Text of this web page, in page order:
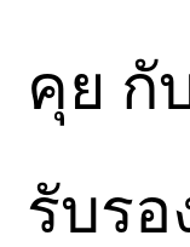
คุย กั
รับรอ